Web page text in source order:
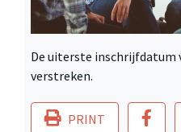
De uiterste inschrijfdatum
verstreken.
PRINT